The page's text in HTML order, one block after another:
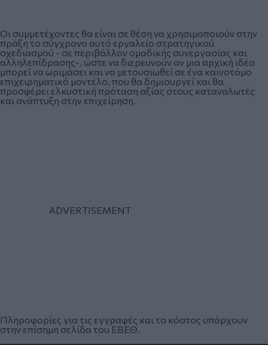
Οι συμμετέχοντες θα είναι σε θέση να χρησιμοποιούν στην
πράξη το σύγχρονο αυτό εργαλείο στρατηγικού
σχεδιασμού - σε περιβάλλον ομαδικής συνεργασίας και
αλληλεπίδρασης-, ώστε να διερευνούν αν μια αρχική ιδέα
μπορεί να ωριμάσει και να μετουσιωθεί σε ένα καινοτόμο
επιχειρηματικό μοντέλο, που θα δημιουργεί και θα
προσφέρει ελκυστική πρόταση αξίας στους καταναλωτές
και ανάπτυξη στην επιχείρηση.
Πληροφορίες για τις εγγραφές και το κόστος υπάρχουν
στην επίσημη σελίδα του ΕΒΕΘ.